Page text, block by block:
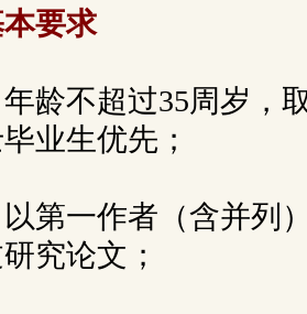
要求
年龄不超过35周岁，
业生优先；
以第一作者（含并列
究论文；